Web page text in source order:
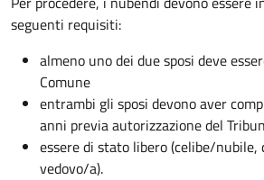
seguenti requisiti:
almeno uno dei due sposi deve
Comune
entrambi gli sposi devono aver
anni previa autorizzazione del
essere di stato libero (celibe/
vedovo/a).